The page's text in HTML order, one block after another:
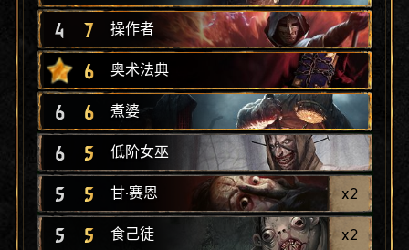
4 7 操作者
6 奥术法典
6 6 煮婆
6 5 低阶女巫
5 5 甘·赛恩 x2
5 5 食己徒 x2